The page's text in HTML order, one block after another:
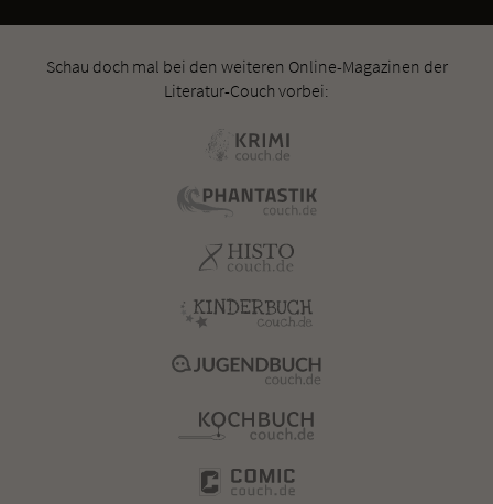
Schau doch mal bei den weiteren Online-Magazinen der
Literatur-Couch vorbei: